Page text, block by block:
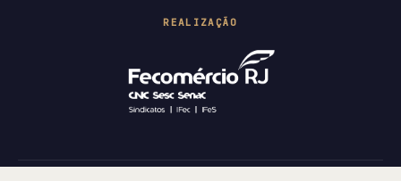
REALIZAÇÃO
21